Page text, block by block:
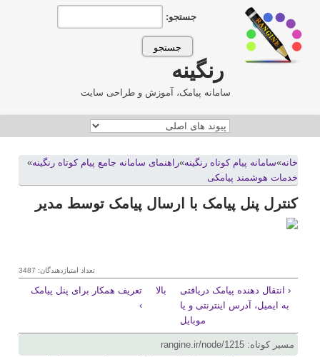
جستجو:
رنگینه
سامانه پیامک، آموزش و طراحی سایت
خانه»سامانه پيام کوتاه رنگينه»راهنمای سامانه جامع پیام کوتاه رنگینه»
خدمات هوشمند پیامکی
کنترل پنل پیامک با ارسال پیامک توسط مدیر
تعداد امتیازدهندگان: 3487
‹ انتقال دهنده پیامک دریافتی
به ایمیل، آدرس اینترنتی و یا
موبایل
بالا
تعریف همکار برای پنل پیامک
›
مسیر کوتاه: rangine.ir/node/1215